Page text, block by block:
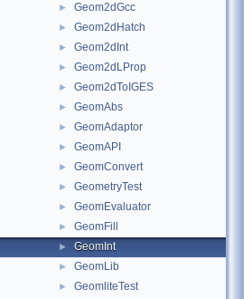
► Geom2dGcc
► Geom2dHatch
► Geom2dInt
► Geom2dLProp
► Geom2dToIGES
► GeomAbs
► GeomAdaptor
► GeomAPI
► GeomConvert
► GeometryTest
► GeomEvaluator
► GeomFill
► GeomInt
► GeomLib
► GeomliteTest